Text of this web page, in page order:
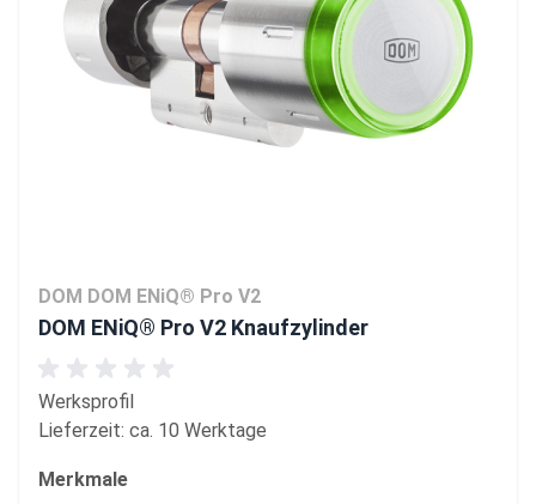
DOM DOM ENiQ® Pro V2
DOM ENiQ® Pro V2 Knaufzylinder
Werksprofil
Lieferzeit: ca. 10 Werktage
Merkmale